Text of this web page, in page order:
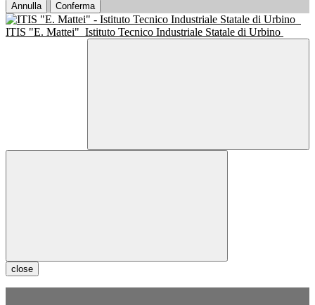
Annulla Conferma
ITIS "E. Mattei" Istituto Tecnico Industriale Statale di Urbino
close